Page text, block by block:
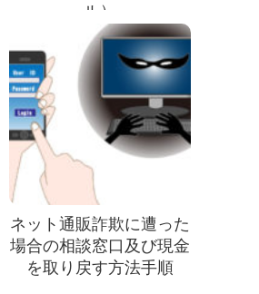
ル）
ネット通販詐欺に遭った
場合の相談窓口及び現金
を取り戻す方法手順